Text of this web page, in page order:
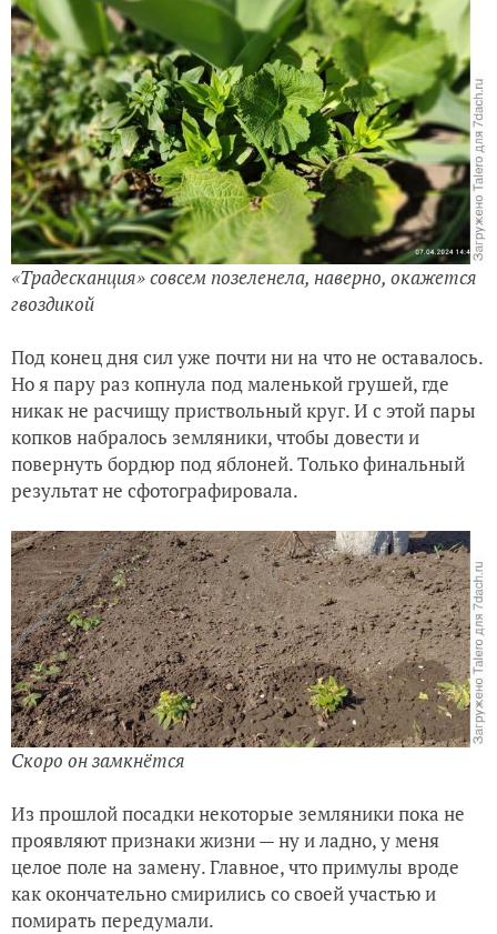
«Традесканция» совсем позеленела, наверно, окажется
гвоздикой
Под конец дня сил уже почти ни на что не оставалось.
Но я пару раз копнула под маленькой грушей, где
никак не расчищу приствольный круг. И с этой пары
копков набралось земляники, чтобы довести и
повернуть бордюр под яблоней. Только финальный
результат не сфотографировала.
Скоро он замкнётся
Из прошлой посадки некоторые земляники пока не
проявляют признаки жизни — ну и ладно, у меня
целое поле на замену. Главное, что примулы вроде
как окончательно смирились со своей участью и
помирать передумали.